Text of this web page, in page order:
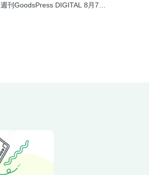
週刊GoodsPress DIGITAL 8月7日